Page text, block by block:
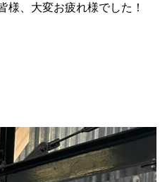
、大変お疲れ様でした！